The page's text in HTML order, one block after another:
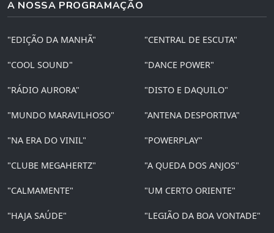
A NOSSA PROGRAMAÇÃO
"EDIÇÃO DA MANHÃ" "CENTRAL DE ESCUTA"
"COOL SOUND" "DANCE POWER"
"RÁDIO AURORA" "DISTO E DAQUILO"
"MUNDO MARAVILHOSO" "ANTENA DESPORTIVA"
"NA ERA DO VINIL" "POWERPLAY"
"CLUBE MEGAHERTZ" "A QUEDA DOS ANJOS"
"CALMAMENTE" "UM CERTO ORIENTE"
"HAJA SAÚDE" "LEGIÃO DA BOA VONTADE"